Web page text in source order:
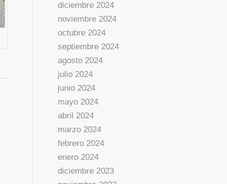
diciembre 2024
noviembre 2024
octubre 2024
septiembre 2024
agosto 2024
julio 2024
junio 2024
mayo 2024
abril 2024
marzo 2024
febrero 2024
enero 2024
diciembre 2023